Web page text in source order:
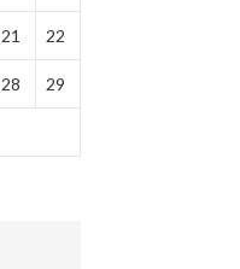
21 22
28 29